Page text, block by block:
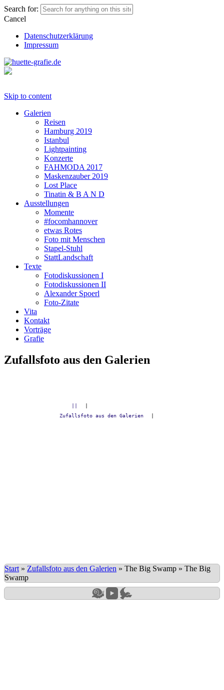
Search for:
Cancel
Datenschutzerklärung
Impressum
Skip to content
Galerien
Reisen
Hamburg 2019
Istanbul
Lightpainting
Konzerte
FAHMODA 2017
Maskenzauber 2019
Lost Place
Tinatin & B A N D
Ausstellungen
Momente
#focomhannover
etwas Rotes
Foto mit Menschen
Stapel-Stuhl
StattLandschaft
Texte
Fotodiskussionen I
Fotodiskussionen II
Alexander Spoerl
Foto-Zitate
Vita
Kontakt
Vorträge
Grafie
Zufallsfoto aus den Galerien
Zufallsfoto aus den Galerien
Start » Zufallsfoto aus den Galerien » The Big Swamp » The Big
Swamp